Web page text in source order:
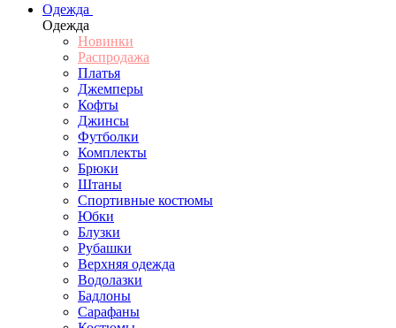
Одежда
Одежда
Новинки
Распродажа
Платья
Джемперы
Кофты
Джинсы
Футболки
Комплекты
Брюки
Штаны
Спортивные костюмы
Юбки
Блузки
Рубашки
Верхняя одежда
Водолазки
Бадлоны
Сарафаны